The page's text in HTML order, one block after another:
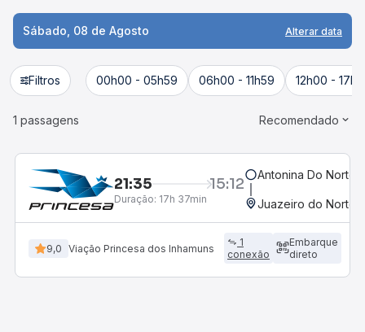
Sábado, 08 de Agosto Alterar data
Filtros 00h00 - 05h59 06h00 - 11h59 12h00 -
1 passagens Recomendado
21:35 15:12
Duração: 17h 37min
Antonina Do Norte,
Juazeiro do Norte,
9,0 Viação Princesa dos Inhamuns
1
conexão
Embarque
direto